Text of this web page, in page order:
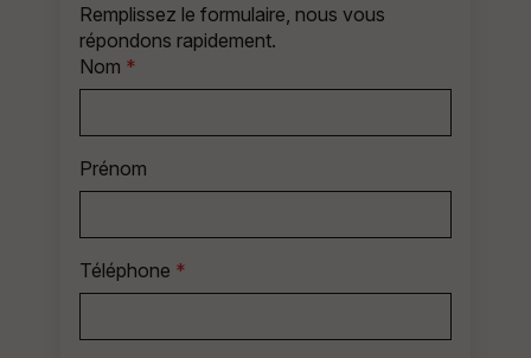
Remplissez le formulaire, nous vous
répondons rapidement.
Nom *
Prénom
Téléphone *